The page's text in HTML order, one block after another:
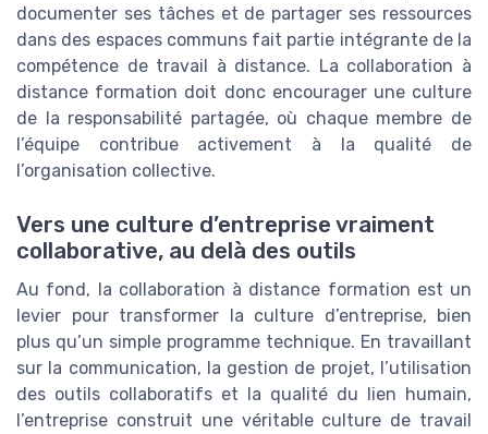
documenter ses tâches et de partager ses ressources
dans des espaces communs fait partie intégrante de la
compétence de travail à distance. La collaboration à
distance formation doit donc encourager une culture
de la responsabilité partagée, où chaque membre de
l’équipe contribue activement à la qualité de
l’organisation collective.
Vers une culture d’entreprise vraiment
collaborative, au delà des outils
Au fond, la collaboration à distance formation est un
levier pour transformer la culture d’entreprise, bien
plus qu’un simple programme technique. En travaillant
sur la communication, la gestion de projet, l’utilisation
des outils collaboratifs et la qualité du lien humain,
l’entreprise construit une véritable culture de travail